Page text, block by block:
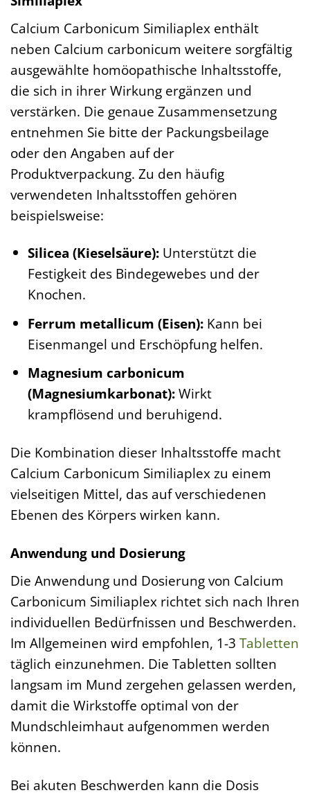
Calcium Carbonicum Similiaplex enthält
neben Calcium carbonicum weitere sorgfältig
ausgewählte homöopathische Inhaltsstoffe,
die sich in ihrer Wirkung ergänzen und
verstärken. Die genaue Zusammensetzung
entnehmen Sie bitte der Packungsbeilage
oder den Angaben auf der
Produktverpackung. Zu den häufig
verwendeten Inhaltsstoffen gehören
beispielsweise:
Silicea (Kieselsäure):Unterstützt die
Festigkeit des Bindegewebes und der
Knochen.
Ferrum metallicum (Eisen):Kann bei
Eisenmangel und Erschöpfung helfen.
Magnesium carbonicum
(Magnesiumkarbonat):Wirkt
krampflösend und beruhigend.
Die Kombination dieser Inhaltsstoffe macht
Calcium Carbonicum Similiaplex zu einem
vielseitigen Mittel, das auf verschiedenen
Ebenen des Körpers wirken kann.
Anwendung und Dosierung
Die Anwendung und Dosierung von Calcium
Carbonicum Similiaplex richtet sich nach Ihren
individuellen Bedürfnissen und Beschwerden.
Im Allgemeinen wird empfohlen, 1-3 Tabletten
täglich einzunehmen. Die Tabletten sollten
langsam im Mund zergehen gelassen werden,
damit die Wirkstoffe optimal von der
Mundschleimhaut aufgenommen werden
können.
Bei akuten Beschwerden kann die Dosis